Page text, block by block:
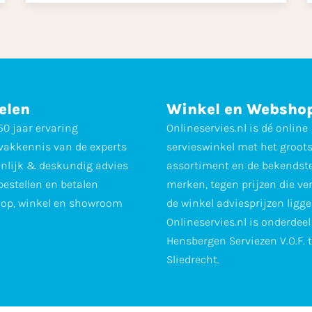
jaar ervaring
van de experts
& deskundig advies
en betalen
winkel en showroom
Winkel en
Onlineservies.nl is dé online
servieswinkel met het
assortiment en de
merken, tegen prijzen die
de winkel adviesprijzen
Onlineservies.nl is
Hensbergen Serviezen V.O.F.
Sliedrecht.